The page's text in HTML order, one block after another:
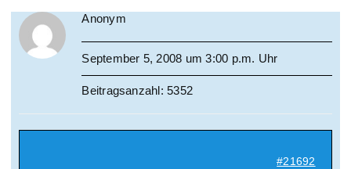
Anonym
September 5, 2008 um 3:00 p.m. Uhr
Beitragsanzahl: 5352
#21692